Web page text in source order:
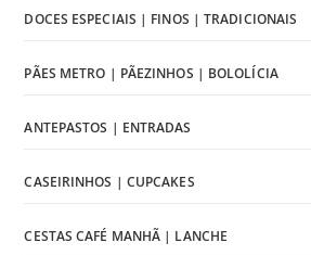
DOCES ESPECIAIS | FINOS | TRADICIONAIS
PÃES METRO | PÃEZINHOS | BOLOLÍCIA
ANTEPASTOS | ENTRADAS
CASEIRINHOS | CUPCAKES
CESTAS CAFÉ MANHÃ | LANCHE